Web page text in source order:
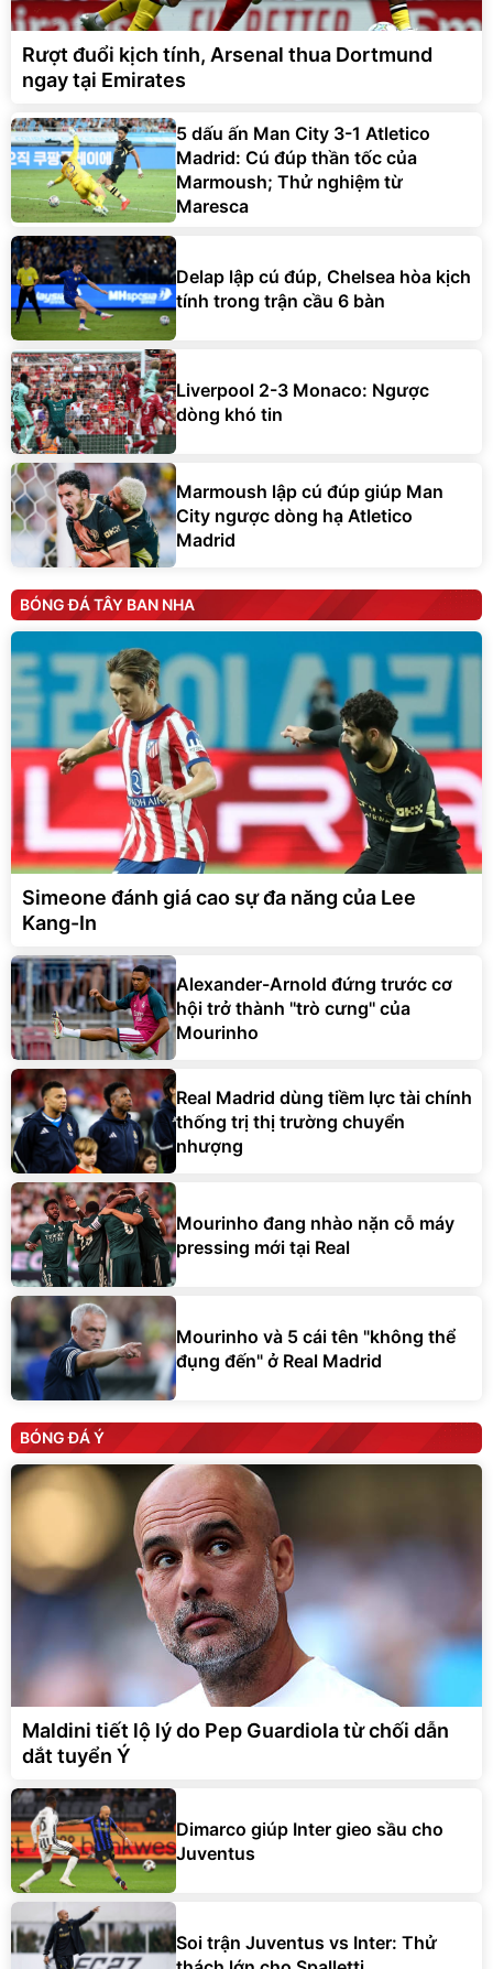
Rượt đuổi kịch tính, Arsenal thua Dortmund
ngay tại Emirates
5 dấu ấn Man City 3-1 Atletico
Madrid: Cú đúp thần tốc của
Marmoush; Thử nghiệm từ
Maresca
Delap lập cú đúp, Chelsea hòa kịch
tính trong trận cầu 6 bàn
Liverpool 2-3 Monaco: Ngược
dòng khó tin
Marmoush lập cú đúp giúp Man
City ngược dòng hạ Atletico
Madrid
BÓNG ĐÁ TÂY BAN NHA
Simeone đánh giá cao sự đa năng của Lee
Kang-In
Alexander-Arnold đứng trước cơ
hội trở thành ''trò cưng'' của
Mourinho
Real Madrid dùng tiềm lực tài chính
thống trị thị trường chuyển
nhượng
Mourinho đang nhào nặn cỗ máy
pressing mới tại Real
Mourinho và 5 cái tên "không thể
đụng đến" ở Real Madrid
BÓNG ĐÁ Ý
Maldini tiết lộ lý do Pep Guardiola từ chối dẫn
dắt tuyển Ý
Dimarco giúp Inter gieo sầu cho
Juventus
Soi trận Juventus vs Inter: Thử